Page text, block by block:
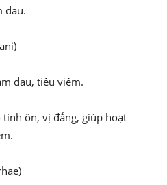
đau.
đau, tiêu viêm.
ôn, vị đắng, giúp hoạt